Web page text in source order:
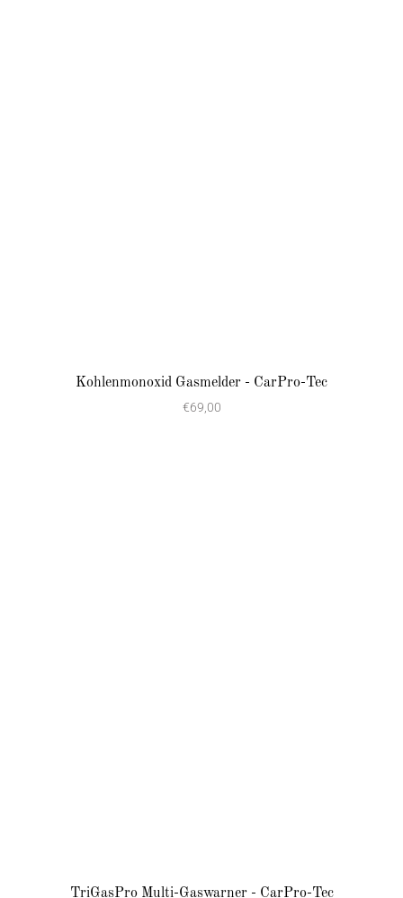
Kohlenmonoxid Gasmelder - CarPro-Tec
€69,00
TriGasPro Multi-Gaswarner - CarPro-Tec